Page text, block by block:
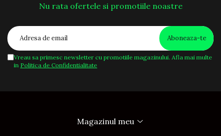
Nu rata ofertele si promotiile noastre
Vreau sa primesc newsletter cu promotiile magazinului. Afla mai multe
in Politica de Confidentialitate
Magazinul meu